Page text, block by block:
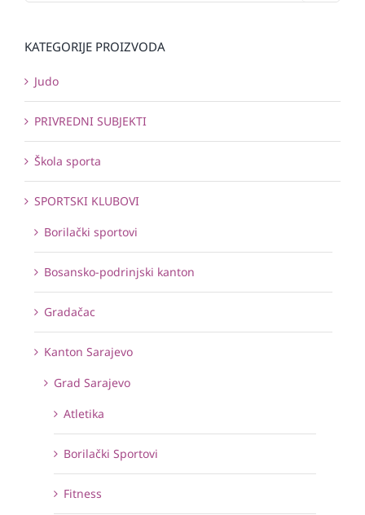
KATEGORIJE PROIZVODA
Judo
PRIVREDNI SUBJEKTI
Škola sporta
SPORTSKI KLUBOVI
Borilački sportovi
Bosansko-podrinjski kanton
Gradačac
Kanton Sarajevo
Grad Sarajevo
Atletika
Borilački Sportovi
Fitness